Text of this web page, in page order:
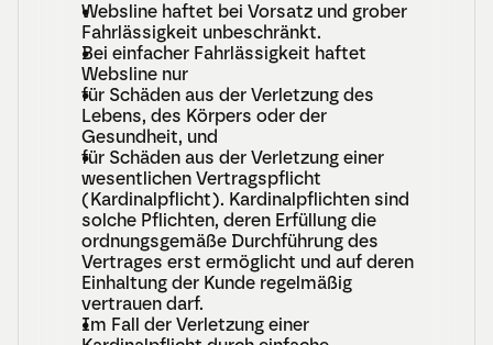
Websline haftet bei Vorsatz und grober
Fahrlässigkeit unbeschränkt.
Bei einfacher Fahrlässigkeit haftet
Websline nur
für Schäden aus der Verletzung des
Lebens, des Körpers oder der
Gesundheit, und
für Schäden aus der Verletzung einer
wesentlichen Vertragspflicht
(Kardinalpflicht). Kardinalpflichten sind
solche Pflichten, deren Erfüllung die
ordnungsgemäße Durchführung des
Vertrages erst ermöglicht und auf deren
Einhaltung der Kunde regelmäßig
vertrauen darf.
Im Fall der Verletzung einer